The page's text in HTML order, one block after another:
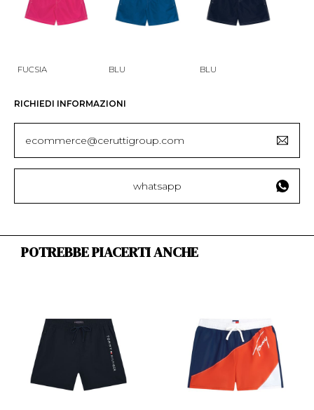
FUCSIA BLU BLU
RICHIEDI INFORMAZIONI
ecommerce@ceruttigroup.com
whatsapp
POTREBBE PIACERTI ANCHE